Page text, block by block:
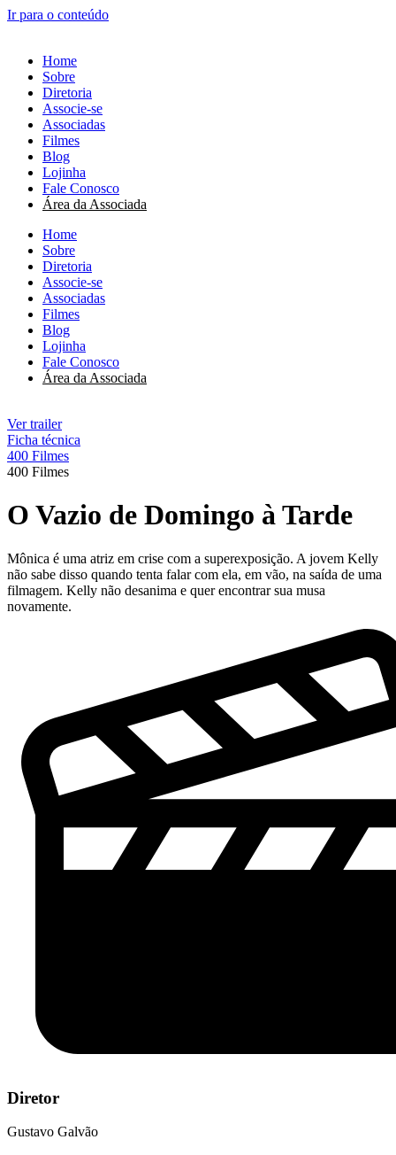
Ir para o conteúdo
Home
Sobre
Diretoria
Associe-se
Associadas
Filmes
Blog
Lojinha
Fale Conosco
Área da Associada
Home
Sobre
Diretoria
Associe-se
Associadas
Filmes
Blog
Lojinha
Fale Conosco
Área da Associada
Ver trailer
Ficha técnica
400 Filmes
400 Filmes
O Vazio de Domingo à Tarde
Mônica é uma atriz em crise com a superexposição. A jovem Kelly
não sabe disso quando tenta falar com ela, em vão, na saída de uma
filmagem. Kelly não desanima e quer encontrar sua musa
novamente.
Diretor
Gustavo Galvão